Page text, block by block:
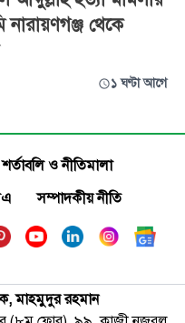
নারায়ণগঞ্জ থেকে
১ ঘণ্টা আগে
শর্তাবলি ও নীতিমালা
সম্পাদকীয় নীতি
মাহমুদুর রহমান